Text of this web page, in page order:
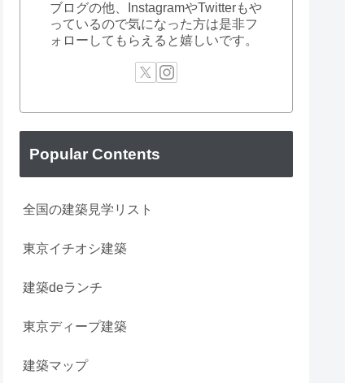
ブログの他、InstagramやTwitterもや
っているので気になった方は是非フ
ォローしてもらえると嬉しいです。
Popular Contents
全国の建築見学リスト
東京イチオシ建築
建築deランチ
東京ディープ建築
建築マップ